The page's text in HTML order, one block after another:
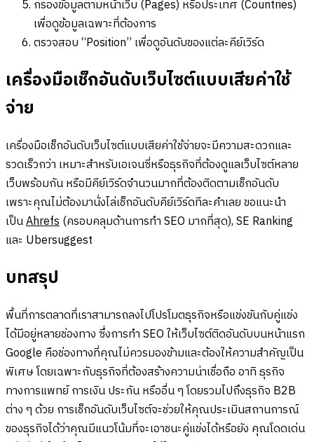
กรองข้อมูลตามหน้าเว็บ (Pages) หรือประเทศ (Countries)
เพื่อดูข้อมูลเฉพาะที่ต้องการ
ตรวจสอบ “Position” เพื่อดูอันดับของแต่ละคีย์เวิร์ด
เครื่องมือเช็กอันดับเว็บไซต์แบบเสียค่าใช้
จ่าย
เครื่องมือเช็กอันดับเว็บไซต์แบบเสียค่าใช้จ่ายจะมีความสะดวกและ
รวดเร็วกว่า เหมาะสำหรับเอเจนซี่หรือธุรกิจที่ต้องดูแลเว็บไซต์หลาย
เว็บพร้อมกัน หรือมีคีย์เวิร์ดจำนวนมากที่ต้องติดตามเช็กอันดับ
เพราะคุณไม่ต้องมานั่งไล่เช็กอันดับคีย์เวิร์ดทีละคำเลย ขอแนะนำ
เป็นAhrefs(ครอบคลุมด้านการทำ SEO มากที่สุด), SE Ranking
และ Ubersuggest
บทสรุป
พื้นที่การตลาดที่เราสามารถลงไปโปรโมตธุรกิจหรือแข่งขันกับคู่แข่ง
ได้มีอยู่หลายช่องทาง ซึ่งการทำ SEO ให้เว็บไซต์ติดอันดับบนหน้าแรก
Google คือช่องทางที่คุณไม่ควรมองข้ามและต้องให้ความสำคัญเป็น
พิเศษ โดยเฉพาะกับธุรกิจที่ต้องสร้างความน่าเชื่อถือ อาทิ ธุรกิจ
ทางการแพทย์ การเงิน ประกัน หรืออื่น ๆ โดยรวมไปถึงธุรกิจ B2B
ต่าง ๆ ด้วย การเช็กอันดับเว็บไซต์จะช่วยให้คุณประเมินสถานการณ์
ของธุรกิจได้ว่าคุณมีแนวโน้มที่จะเอาชนะคู่แข่งได้หรือยัง คุณโดดเด่น